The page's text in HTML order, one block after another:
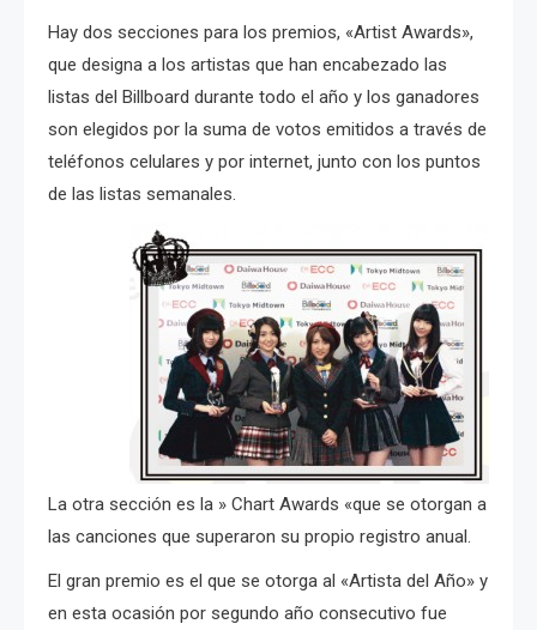
Hay dos secciones para los premios, «Artist Awards»,
que designa a los artistas que han encabezado las
listas del Billboard durante todo el año y los ganadores
son elegidos por la suma de votos emitidos a través de
teléfonos celulares y por internet, junto con los puntos
de las listas semanales.
La otra sección es la » Chart Awards «que se otorgan a
las canciones que superaron su propio registro anual.
El gran premio es el que se otorga al «Artista del Año» y
en esta ocasión por segundo año consecutivo fue